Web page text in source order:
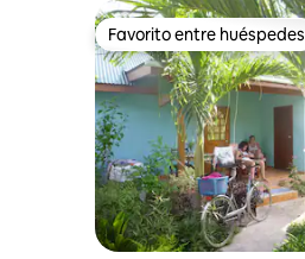
Favorito entre huéspedes
Favorito entre huéspedes